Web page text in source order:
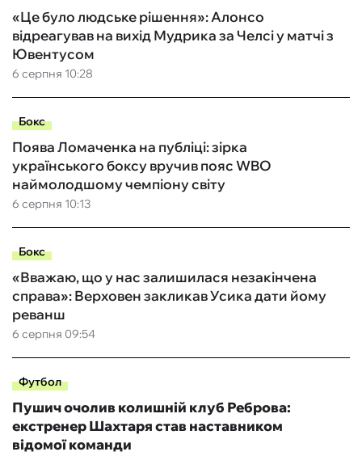
6 серпня 10:28
«Це було людське рішення»: Алонсо
відреагував на вихід Мудрика за Челсі у матчі з
Ювентусом
Бокс
6 серпня 10:13
Поява Ломаченка на публіці: зірка
українського боксу вручив пояс WBO
наймолодшому чемпіону світу
Бокс
6 серпня 09:54
«Вважаю, що у нас залишилася незакінчена
справа»: Верховен закликав Усика дати йому
реванш
Футбол
Пушич очолив колишній клуб Реброва:
екстренер Шахтаря став наставником
відомої команди